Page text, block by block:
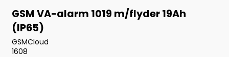
GSM VA-alarm 1019 m/flyder 19Ah
(IP65)
GSMCloud
1608